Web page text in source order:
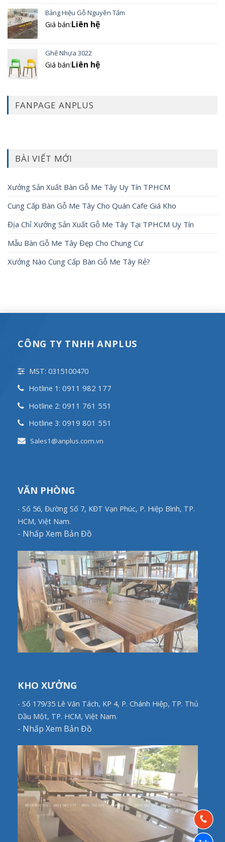
Bảng Hiệu Gỗ Nguyên Tấm
Giá bán:Liên hệ
Ghế Nhựa 3022
Giá bán:Liên hệ
FANPAGE ANPLUS
BÀI VIẾT MỚI
Xưởng Sản Xuất Bàn Gỗ Me Tây Uy Tín TPHCM
Cung Cấp Bàn Gỗ Me Tây Cho Quán Cafe Giá Kho
Địa Chỉ Xưởng Sản Xuất Gỗ Me Tây Tại TPHCM Uy Tín
Mẫu Bàn Gỗ Me Tây Đẹp Cho Chung Cư
Xưởng Nào Cung Cấp Bàn Gỗ Me Tây Rẻ?
CÔNG TY TNHH ANPLUS
MST: 0315100470
Hotline 1: 0911 982 177
Hotline 2: 0911 761 551
Hotline 3: 0919 801 551
Sales1@anplus.com.vn
VĂN PHÒNG
- Số 56, Đường Số 7, KĐT Vạn Phúc, P. Hiệp Bình, TP.
HCM, Việt Nam.
- Nhấp Xem Bản Đồ
KHO XƯỞNG
- Số 179/35 Lê Văn Tách, KP 4, P. Chánh Hiệp, TP. Thủ
Dầu Một, TP. HCM, Việt Nam.
- Nhấp Xem Bản Đồ